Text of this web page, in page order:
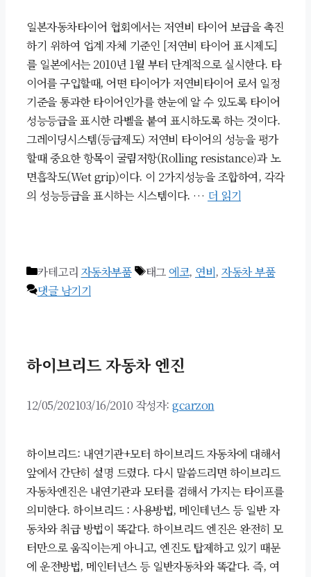
일본자동차타이어 협회에서는 저연비 타이어 보급을 촉진
하기 위하여 업계 자체 기준인 [저연비 타이어 표시제도]
를 일본에서는 2010년 1월 부터 단계적으로 실시한다. 타
이어를 구입할때, 어떤 타이어가 저연비타이어 로서 일정
기준을 통과한 타이어인가를 한눈에 알 수 있도록 타이어
성능등급을 표시한 라벨을 붙여 표시하도록 하는 것이다.
그레이딩시스템(등급제도) 저연비 타이어의 성능을 평가
할때 중요한 항목이 굴림저항(Rolling resistance)과 노
면흡착도(Wet grip)이다. 이 2가지성능을 조합하여, 각각
의 성능등급을 표시하는 시스템이다. … 더 읽기
카테고리 자동차부품 태그 에코, 연비, 자동차 부품
댓글 남기기
하이브리드 자동차 엔진
12/05/202103/16/2010 작성자: gcarzon
하이브리드: 내연기관+모터 하이브리드 자동차에 대해서
앞에서 간단히 설명 드렸다. 다시 말씀드리면 하이브리드
자동차엔진은 내연기관과 모터를 겸해서 가지는 타이프를
의미한다. 하이브리드 : 사용방법, 메인테넌스 등 일반 자
동차와 취급 방법이 똑같다. 하이브리드 엔진은 완전히 모
터만으로 움직이는게 아니고, 엔진도 탑제하고 있기 때문
에 운전방법, 메인터넌스 등 일반자동차와 똑같다. 즉, 여